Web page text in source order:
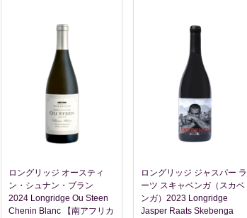
ロングリッジ オースティ
ン・シュナン・ブラン
2024 Longridge Ou Steen
Chenin Blanc 【南アフリカ
ロングリッジ ジャスパー ラ
ーツ スキャベンガ（スカベ
ンガ）2023 Longridge
Jasper Raats Skebenga